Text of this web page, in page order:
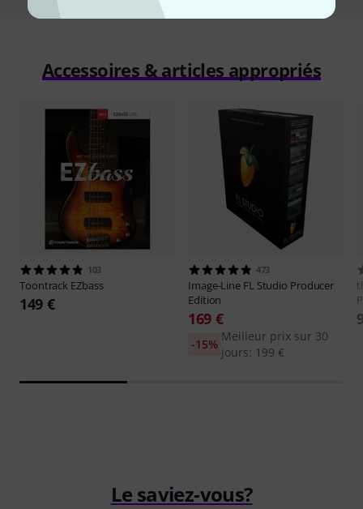
Accessoires & articles appropriés
103
Toontrack EZbass
149 €
473
Image-Line FL Studio Producer
Edition
169 €
Meilleur prix sur 30
jours: 199 €
-15%
Le saviez-vous?